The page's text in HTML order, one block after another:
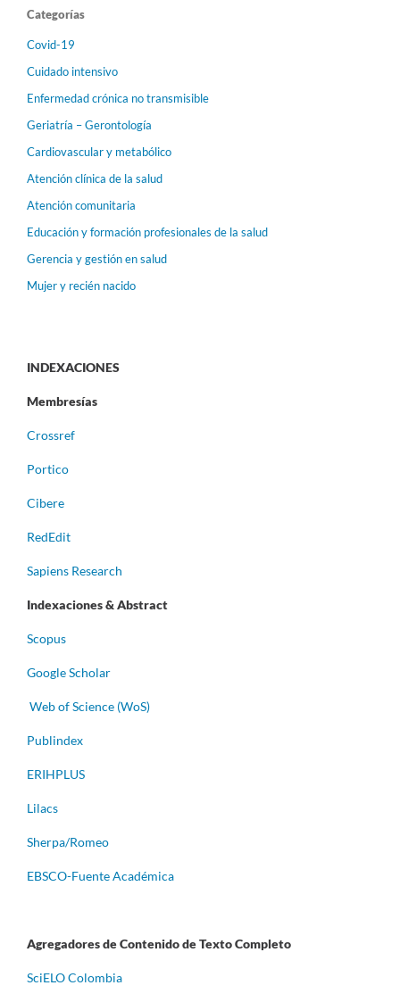
Categorías
Covid-19
Cuidado intensivo
Enfermedad crónica no transmisible
Geriatría – Gerontología
Cardiovascular y metabólico
Atención clínica de la salud
Atención comunitaria
Educación y formación profesionales de la salud
Gerencia y gestión en salud
Mujer y recién nacido
INDEXACIONES
Membresías
Crossref
Portico
Cibere
RedEdit
Sapiens Research
Indexaciones & Abstract
Scopus
Google Scholar
Web of Science (WoS)
Publindex
ERIHPLUS
Lilacs
Sherpa/Romeo
EBSCO-Fuente Académica
Agregadores de Contenido de Texto Completo
SciELO Colombia